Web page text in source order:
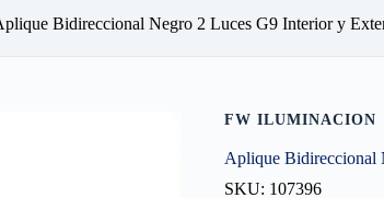
Bidireccional Negro 2 Luces G9 Interior y
FW ILUMINACION
Aplique Bidireccional
SKU: 107396